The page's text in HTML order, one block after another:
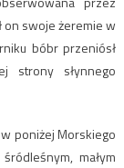
on swoje żeremie w
bóbr przeniósł
strony słynnego
poniżej Morskiego
małym